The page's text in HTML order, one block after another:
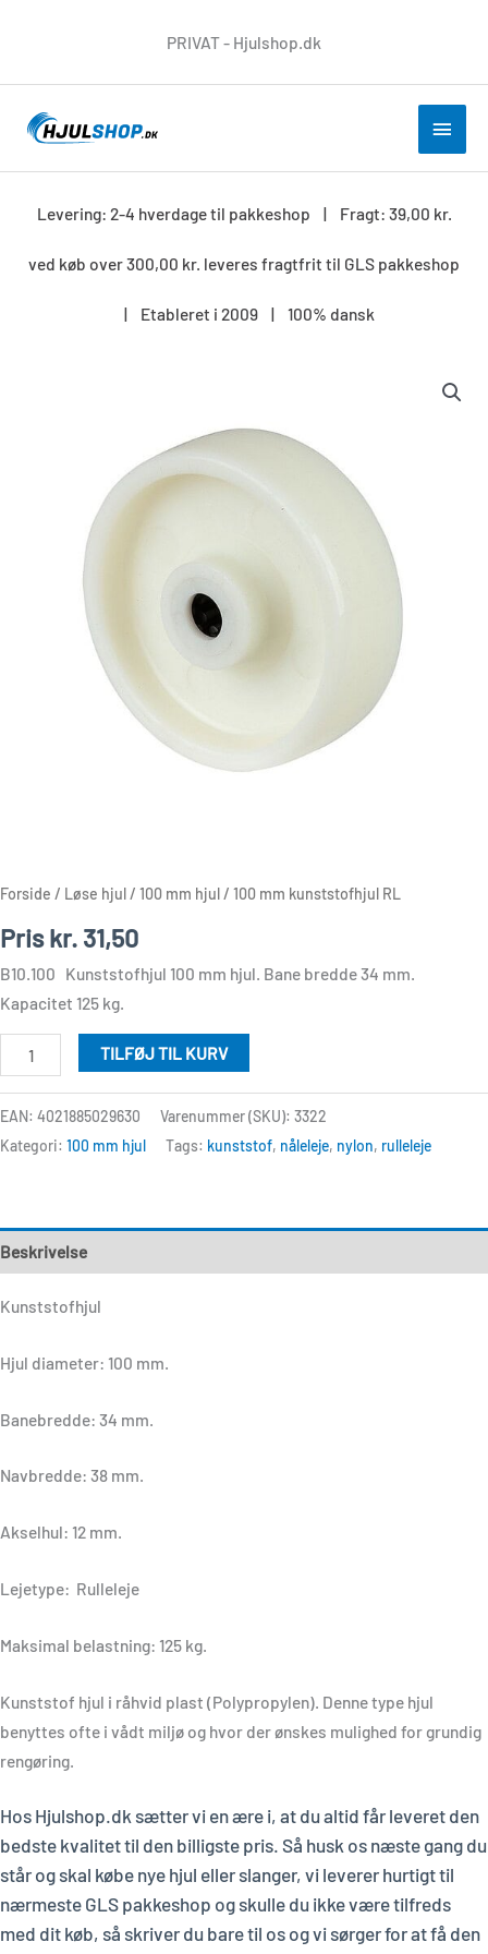
PRIVAT - Hjulshop.dk
Levering: 2-4 hverdage til pakkeshop | Fragt: 39,00 kr.
ved køb over 300,00 kr. leveres fragtfrit til GLS pakkeshop
| Etableret i 2009 | 100% dansk
Forside / Løse hjul/ 100 mm hjul/ 100 mm kunststofhjul RL
Priskr. 31,50
B10.100 Kunststofhjul 100 mm hjul. Bane bredde 34 mm.
Kapacitet 125 kg.
TILFØJ TIL KURV
EAN: 4021885029630 Varenummer (SKU): 3322
Kategori: 100 mm hjul Tags: kunststof, nåleleje, nylon, rulleleje
Beskrivelse
Kunststofhjul
Hjul diameter: 100 mm.
Banebredde: 34 mm.
Navbredde: 38 mm.
Akselhul: 12 mm.
Lejetype: Rulleleje
Maksimal belastning: 125 kg.
Kunststof hjul i råhvid plast (Polypropylen). Denne type hjul
benyttes ofte i vådt miljø og hvor der ønskes mulighed for grundig
rengøring.
Hos Hjulshop.dk sætter vi en ære i, at du altid får leveret den
bedste kvalitet til den billigste pris. Så husk os næste gang du
står og skal købe nye hjul eller slanger, vi leverer hurtigt til
nærmeste GLS pakkeshop og skulle du ikke være tilfreds
med dit køb, så skriver du bare til os og vi sørger for at få den